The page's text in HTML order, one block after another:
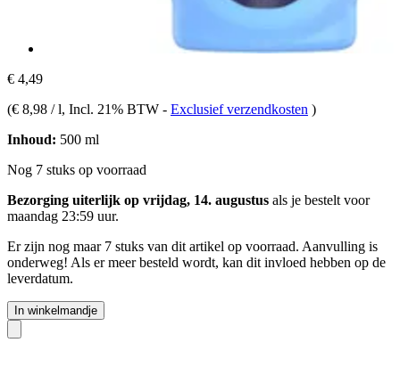
€ 4,49
(€ 8,98 / l, Incl. 21% BTW - Exclusief verzendkosten )
Inhoud: 500 ml
Nog 7 stuks op voorraad
Bezorging uiterlijk op vrijdag, 14. augustus als je bestelt voor
maandag 23:59 uur.
Er zijn nog maar 7 stuks van dit artikel op voorraad. Aanvulling is
onderweg! Als er meer besteld wordt, kan dit invloed hebben op de
leverdatum.
In winkelmandje